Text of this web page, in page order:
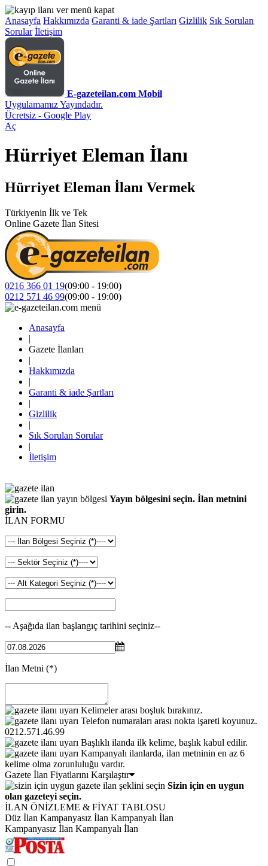
Anasayfa Hakkımızda Garanti & iade Şartları Gizlilik Sık Sorulan
Sorular İletişim
E-gazeteilan.com Mobil
Uygulamamız Yayındadır.
Ücretsiz - Google Play
Aç
Hürriyet Eleman İlanı
Hürriyet Eleman İlanı Vermek
Türkiyenin İlk ve Tek
Online Gazete İlan Sitesi
0216 366 01 19(09:00 - 19:00)
0212 571 46 99(09:00 - 19:00)
Anasayfa
|
Gazete İlanları
|
Hakkımızda
|
Garanti & iade Şartları
|
Gizlilik
|
Sık Sorulan Sorular
|
İletişim
Yayın bölgesini seçin. İlan metnini
girin.
İLAN FORMU
-- Aşağıda ilan başlangıç tarihini seçiniz--
İlan Metni (*)
Kelimeler arası boşluk bırakınız.
Telefon numaraları arası nokta işareti koyunuz.
0212.571.46.99
Başlıklı ilanda ilk kelime, başlık kabul edilir.
Kampanyalı ilanlarda, ilan metninin en az 6
kelime olma zorunluluğu vardır.
Gazete İlan Fiyatlarını Karşılaştır
Sizin için en uygun
olan gazeteyi seçin.
İLAN ÖNİZLEME & FİYAT TABLOSU
Düz İlan Kampanyasız İlan Kampanyalı İlan
Kampanyasız İlan Kampanyalı İlan